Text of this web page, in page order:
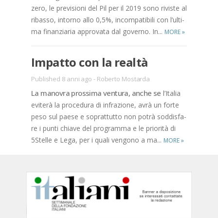
zero, le pre­vi­sio­ni del Pil per il 2019 sono ri­vi­ste al
ri­bas­so, in­tor­no allo 0,5%, in­com­pa­ti­bi­li con l’ul­ti­
ma fi­nan­zia­ria ap­pro­va­ta dal go­ver­no. In... MORE»
Im­pat­to con la real­tà
Published 8 anni ago - Roberto Mostarda
La ma­no­vra pros­si­ma ven­tu­ra, an­che se l’I­ta­lia
evi­te­rà la pro­ce­du­ra di in­fra­zio­ne, avrà un for­te
peso sul pae­se e so­prat­tut­to non po­trà sod­di­sfa­
re i pun­ti chia­ve del pro­gram­ma e le prio­ri­tà di
5Stel­le e Lega, per i qua­li ven­go­no a ma... MORE»